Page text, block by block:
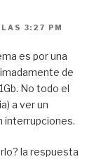
3:27 PM
es por una
de
No todo el
a ver un
interrupciones.
la respuesta